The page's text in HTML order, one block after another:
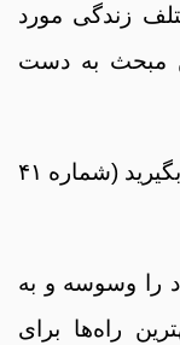
زندگی مورد
مبحث به دست
1- در مواقع گناه با این شماره تماس بگیرید (شماره ۴۱
را وسوسه و به
راه‌ها برای